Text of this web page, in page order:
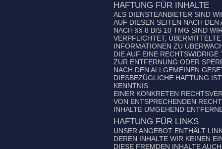
HAFTUNG FÜR INHALTE
ALS DIENSTEANBIETER SIND
AUF DIESEN SEITEN NACH
NACH §§ 8 BIS 10 TMG SIND
VERPFLICHTET,
INFORMATIONEN ZU
DIE AUF EINE
ZUR ENTFERNUNG ODER
NACH DEN ALLGEMEINEN
DIESBEZÜGLICHE HAFTUNG
KENNTNIS
EINER KONKRETEN
VON ENTSPRECHENDEN
INHALTE UMGEHEND
HAFTUNG FÜR LINKS
UNSER ANGEBOT ENTHÄLT
DEREN INHALTE WIR KEINEN
DIESE FREMDEN INHALTE